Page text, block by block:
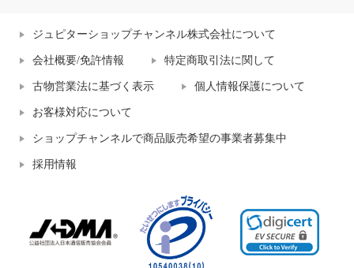
ジュピターショップチャンネル株式会社について
会社概要/免許情報 特定商取引法に関して
古物営業法に基づく表示 個人情報保護について
お客様対応について
ショップチャンネルで商品販売希望の事業者募集中
採用情報